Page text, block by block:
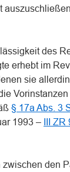
auszuschließen.
des
erhebt im
sie
§ 17a Abs. 3
1993 –
III ZR
den